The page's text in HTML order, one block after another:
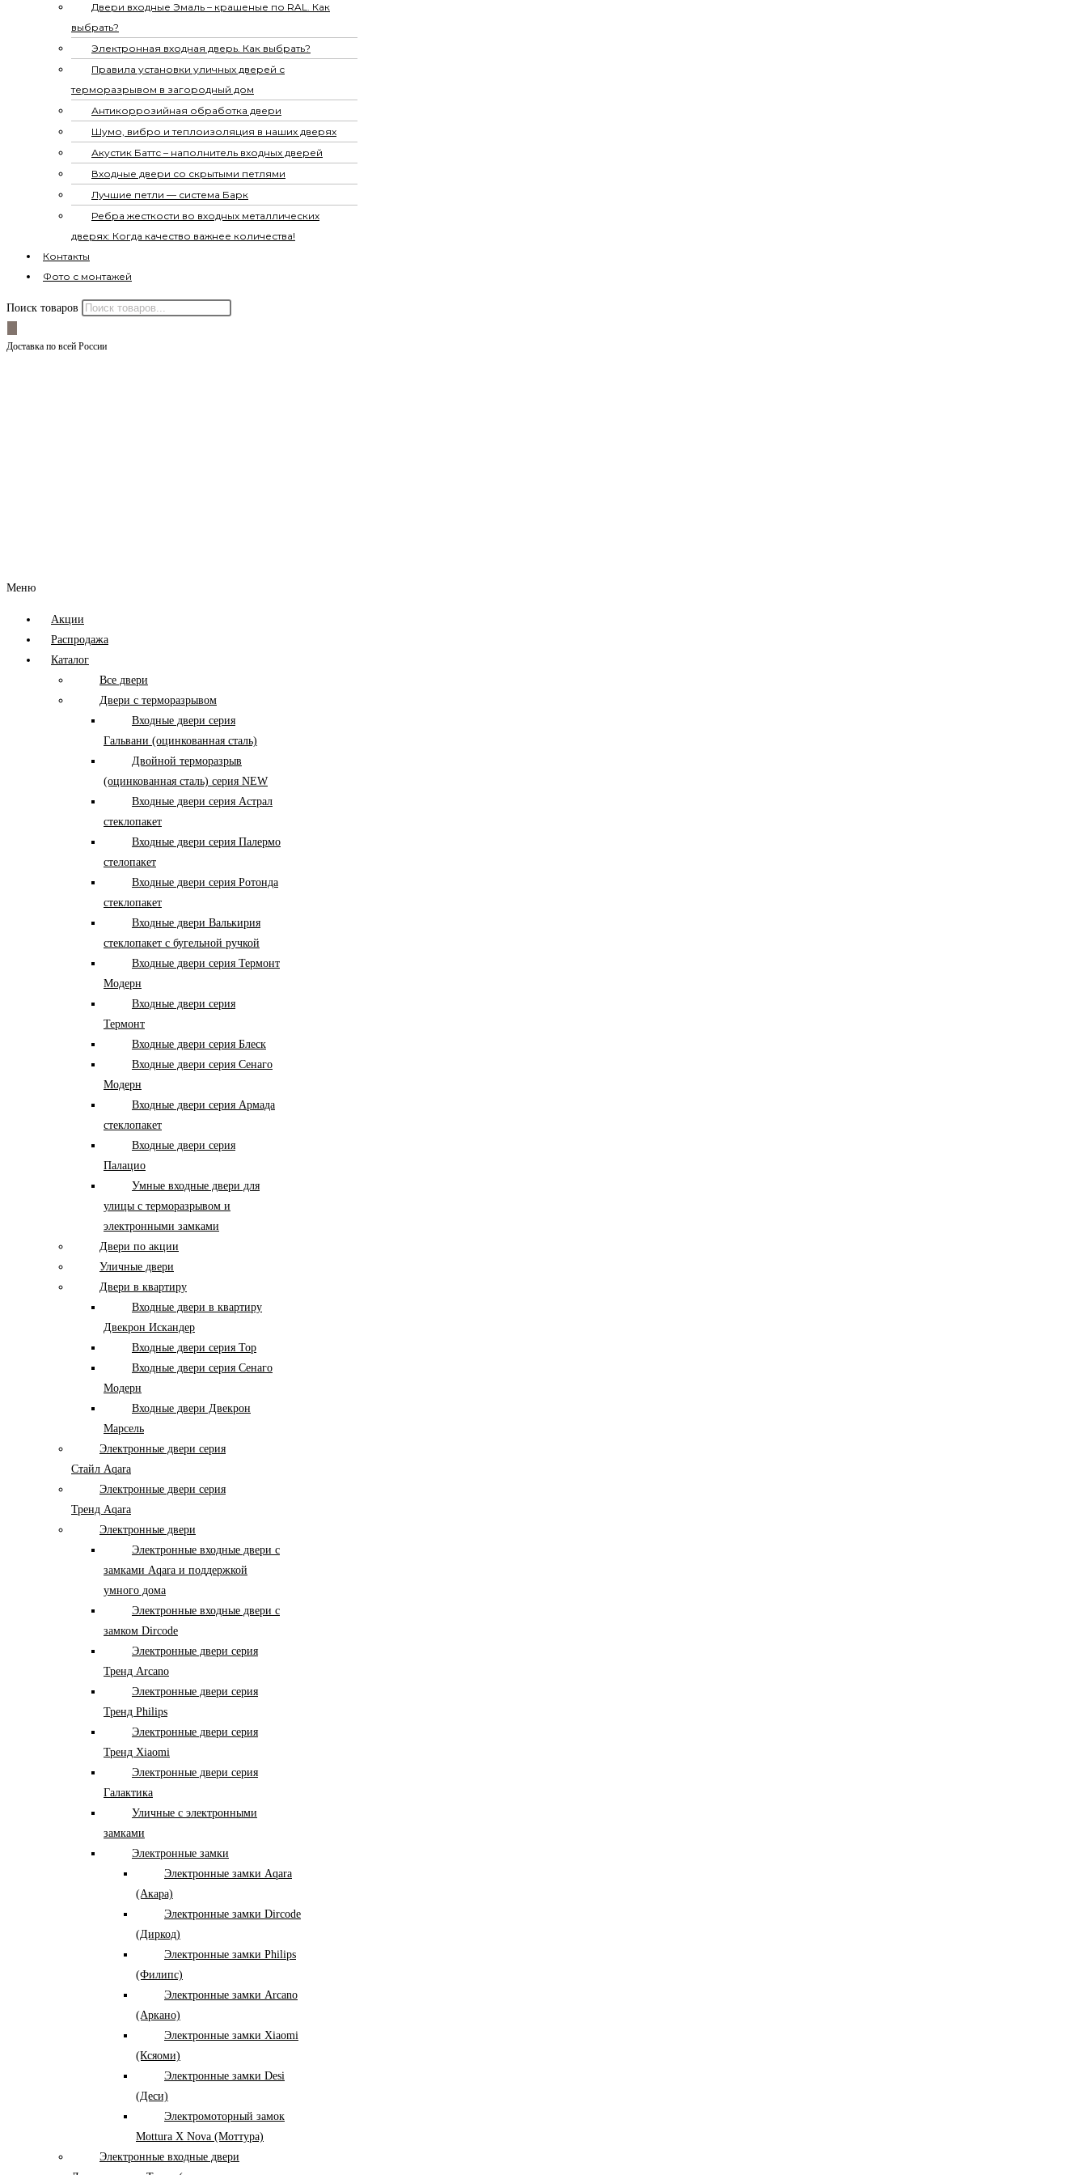
Двери входные Эмаль – крашеные по RAL. Как
выбрать?
Электронная входная дверь. Как выбрать?
Правила установки уличных дверей с
терморазрывом в загородный дом
Антикоррозийная обработка двери
Шумо, вибро и теплоизоляция в наших дверях
Акустик Баттс – наполнитель входных дверей
Входные двери со скрытыми петлями
Лучшие петли — система Барк
Ребра жесткости во входных металлических
дверях: Когда качество важнее количества!
Контакты
Фото с монтажей
Поиск товаров
Доставка по всей России
Меню
Акции
Распродажа
Каталог
Все двери
Двери с терморазрывом
Входные двери серия
Гальвани (оцинкованная сталь)
Двойной терморазрыв
(оцинкованная сталь) серия NEW
Входные двери серия Астрал
стеклопакет
Входные двери серия Палермо
стелопакет
Входные двери серия Ротонда
стеклопакет
Входные двери Валькирия
стеклопакет с бугельной ручкой
Входные двери серия Термонт
Модерн
Входные двери серия
Термонт
Входные двери серия Блеск
Входные двери серия Сенаго
Модерн
Входные двери серия Армада
стеклопакет
Входные двери серия
Палацио
Умные входные двери для
улицы с терморазрывом и
электронными замками
Двери по акции
Уличные двери
Двери в квартиру
Входные двери в квартиру
Двекрон Искандер
Входные двери серия Тор
Входные двери серия Сенаго
Модерн
Входные двери Двекрон
Марсель
Электронные двери серия
Стайл Aqara
Электронные двери серия
Тренд Aqara
Электронные двери
Электронные входные двери с
замками Aqara и поддержкой
умного дома
Электронные входные двери с
замком Dircode
Электронные двери серия
Тренд Arcano
Электронные двери серия
Тренд Philips
Электронные двери серия
Тренд Xiaomi
Электронные двери серия
Галактика
Уличные с электронными
замками
Электронные замки
Электронные замки Aqara
(Акара)
Электронные замки Dircode
(Диркод)
Электронные замки Philips
(Филипс)
Электронные замки Arcano
(Аркано)
Электронные замки Xiaomi
(Ксяоми)
Электронные замки Desi
(Деси)
Электромоторный замок
Mottura X Nova (Моттура)
Электронные входные двери